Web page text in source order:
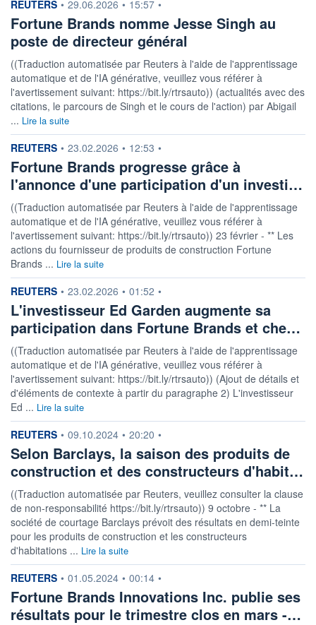
BAISSE
0,000
HAUSSE
0,000
ESTIMÉ 2026
2,11%
2026
15,87
DERNIER
ÉCHANGE
07.08.26 / 22:00:00
BOURSOVIE LUX
24,5/100 (moyen)
+ PORTEFEUILLE + LISTE
information fournie par
REUTERS • 29.06.2026 • 15:57 •
Fortune Brands nomme Jesse Singh au
poste de directeur général
((Traduction automatisée par Reuters à l'aide de l'apprentissage
automatique et de l'IA générative, veuillez vous référer à
l'avertissement suivant: https://bit.ly/rtrsauto)) (actualités avec des
citations, le parcours de Singh et le cours de l'action) par Abigail
... Lire la suite
information fournie par
REUTERS • 23.02.2026 • 12:53 •
Fortune Brands progresse grâce à
l'annonce d'une participation d'un investi…
((Traduction automatisée par Reuters à l'aide de l'apprentissage
automatique et de l'IA générative, veuillez vous référer à
l'avertissement suivant: https://bit.ly/rtrsauto)) 23 février - ** Les
actions du fournisseur de produits de construction Fortune
Brands ... Lire la suite
information fournie par
REUTERS • 23.02.2026 • 01:52 •
L'investisseur Ed Garden augmente sa
participation dans Fortune Brands et che…
((Traduction automatisée par Reuters à l'aide de l'apprentissage
automatique et de l'IA générative, veuillez vous référer à
l'avertissement suivant: https://bit.ly/rtrsauto)) (Ajout de détails et
d'éléments de contexte à partir du paragraphe 2) L'investisseur
Ed ... Lire la suite
information fournie par
REUTERS • 09.10.2024 • 20:20 •
Selon Barclays, la saison des produits de
construction et des constructeurs d'habit…
((Traduction automatisée par Reuters, veuillez consulter la clause
de non-responsabilité https://bit.ly/rtrsauto)) 9 octobre - ** La
société de courtage Barclays prévoit des résultats en demi-teinte
pour les produits de construction et les constructeurs
d'habitations ... Lire la suite
information fournie par
REUTERS • 01.05.2024 • 00:14 •
Fortune Brands Innovations Inc. publie ses
résultats pour le trimestre clos en mars -…